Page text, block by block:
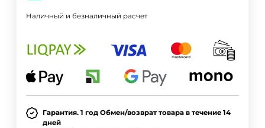
Наличный и безналичный расчет
Гарантия. 1 год Обмен/возврат товара в течение 14
дней